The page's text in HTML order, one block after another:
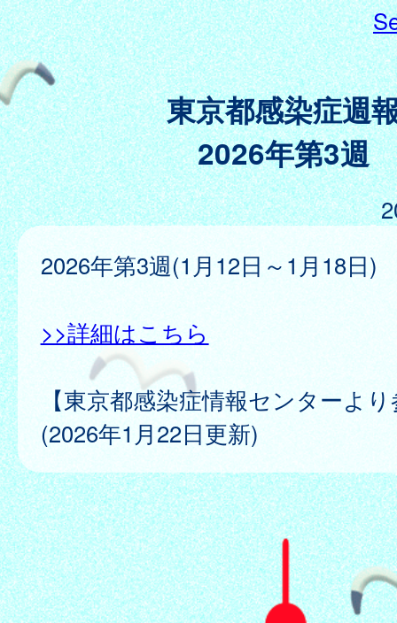
東京都感染症週
2026年第3週
2026年第3週(1月12日～1月18日)
>>詳細はこちら
【東京都感染症情報センターよ
(2026年1月22日更新)